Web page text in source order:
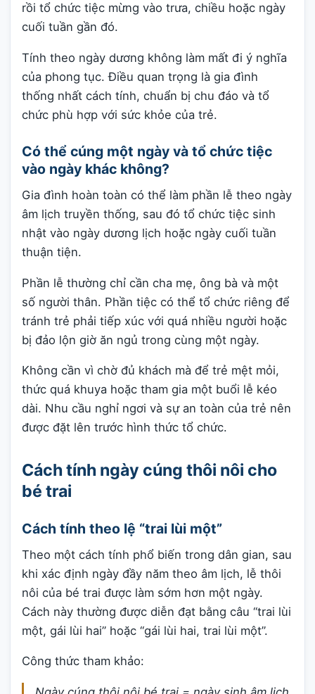
rồi tổ chức tiệc mừng vào trưa, chiều hoặc ngày
cuối tuần gần đó.
Tính theo ngày dương không làm mất đi ý nghĩa
của phong tục. Điều quan trọng là gia đình
thống nhất cách tính, chuẩn bị chu đáo và tổ
chức phù hợp với sức khỏe của trẻ.
Có thể cúng một ngày và tổ chức tiệc
vào ngày khác không?
Gia đình hoàn toàn có thể làm phần lễ theo ngày
âm lịch truyền thống, sau đó tổ chức tiệc sinh
nhật vào ngày dương lịch hoặc ngày cuối tuần
thuận tiện.
Phần lễ thường chỉ cần cha mẹ, ông bà và một
số người thân. Phần tiệc có thể tổ chức riêng để
tránh trẻ phải tiếp xúc với quá nhiều người hoặc
bị đảo lộn giờ ăn ngủ trong cùng một ngày.
Không cần vì chờ đủ khách mà để trẻ mệt mỏi,
thức quá khuya hoặc tham gia một buổi lễ kéo
dài. Nhu cầu nghỉ ngơi và sự an toàn của trẻ nên
được đặt lên trước hình thức tổ chức.
Cách tính ngày cúng thôi nôi cho
bé trai
Cách tính theo lệ “trai lùi một”
Theo một cách tính phổ biến trong dân gian, sau
khi xác định ngày đầy năm theo âm lịch, lễ thôi
nôi của bé trai được làm sớm hơn một ngày.
Cách này thường được diễn đạt bằng câu “trai lùi
một, gái lùi hai” hoặc “gái lùi hai, trai lùi một”.
Công thức tham khảo: